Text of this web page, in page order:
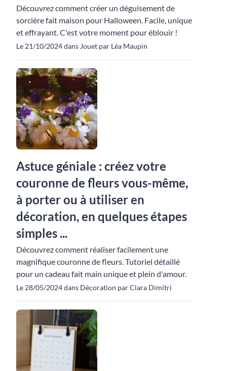
Découvrez comment créer un déguisement de
sorcière fait maison pour Halloween. Facile, unique
et effrayant. C'est votre moment pour éblouir !
Le 21/10/2024 dans Jouet par Léa Maupin
Astuce géniale : créez votre
couronne de fleurs vous-même,
à porter ou à utiliser en
décoration, en quelques étapes
simples ...
Découvrez comment réaliser facilement une
magnifique couronne de fleurs. Tutoriel détaillé
pour un cadeau fait main unique et plein d'amour.
Le 28/05/2024 dans Décoration par Clara Dimitri